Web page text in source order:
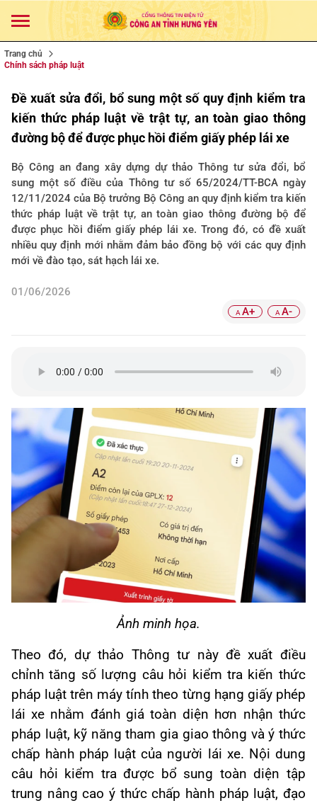
Trang chủ
Chính sách pháp luật
Đề xuất sửa đổi, bổ sung một số quy định kiểm tra
kiến thức pháp luật về trật tự, an toàn giao thông
đường bộ để được phục hồi điểm giấy phép lái xe
Bộ Công an đang xây dựng dự thảo Thông tư sửa đổi, bổ
sung một số điều của Thông tư số 65/2024/TT-BCA ngày
12/11/2024 của Bộ trưởng Bộ Công an quy định kiểm tra kiến
thức pháp luật về trật tự, an toàn giao thông đường bộ để
được phục hồi điểm giấy phép lái xe. Trong đó, có đề xuất
nhiều quy định mới nhằm đảm bảo đồng bộ với các quy định
mới về đào tạo, sát hạch lái xe.
01/06/2026
A A+ A A-
Ảnh minh họa.
Theo đó, dự thảo Thông tư này đề xuất điều
chỉnh tăng số lượng câu hỏi kiểm tra kiến thức
pháp luật trên máy tính theo từng hạng giấy phép
lái xe nhằm đánh giá toàn diện hơn nhận thức
pháp luật, kỹ năng tham gia giao thông và ý thức
chấp hành pháp luật của người lái xe. Nội dung
câu hỏi kiểm tra được bổ sung toàn diện tập
trung nâng cao ý thức chấp hành pháp luật, đạo